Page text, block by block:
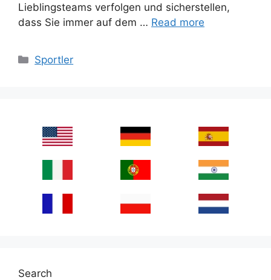
Lieblingsteams verfolgen und sicherstellen,
dass Sie immer auf dem … Read more
Categories
Sportler
Search